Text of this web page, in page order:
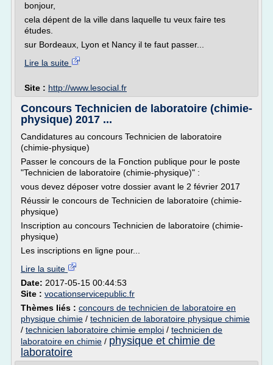
bonjour,
cela dépent de la ville dans laquelle tu veux faire tes
études.
sur Bordeaux, Lyon et Nancy il te faut passer...
Lire la suite
Site : http://www.lesocial.fr
Concours Technicien de laboratoire (chimie-
physique) 2017 ...
Candidatures au concours Technicien de laboratoire
(chimie-physique)
Passer le concours de la Fonction publique pour le poste
"Technicien de laboratoire (chimie-physique)" :
vous devez déposer votre dossier avant le 2 février 2017
Réussir le concours de Technicien de laboratoire (chimie-
physique)
Inscription au concours Technicien de laboratoire (chimie-
physique)
Les inscriptions en ligne pour...
Lire la suite
Date: 2017-05-15 00:44:53
Site : vocationservicepublic.fr
Thèmes liés : concours de technicien de laboratoire en
physique chimie / technicien de laboratoire physique chimie
/ technicien laboratoire chimie emploi / technicien de
laboratoire en chimie / physique et chimie de
laboratoire